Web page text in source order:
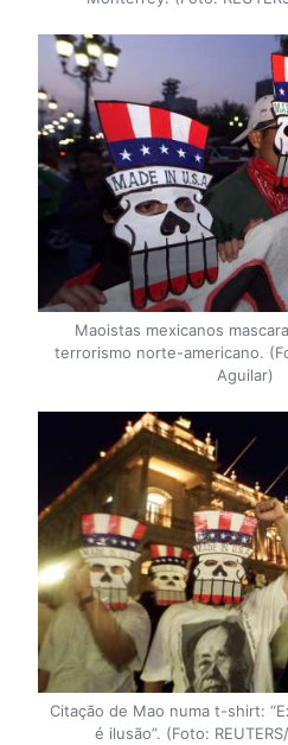
Maoistas mexicanos
terrorismo norte-americano.
Aguilar)
Citação de Mao numa t-shirt:
é ilusão”. (Foto: